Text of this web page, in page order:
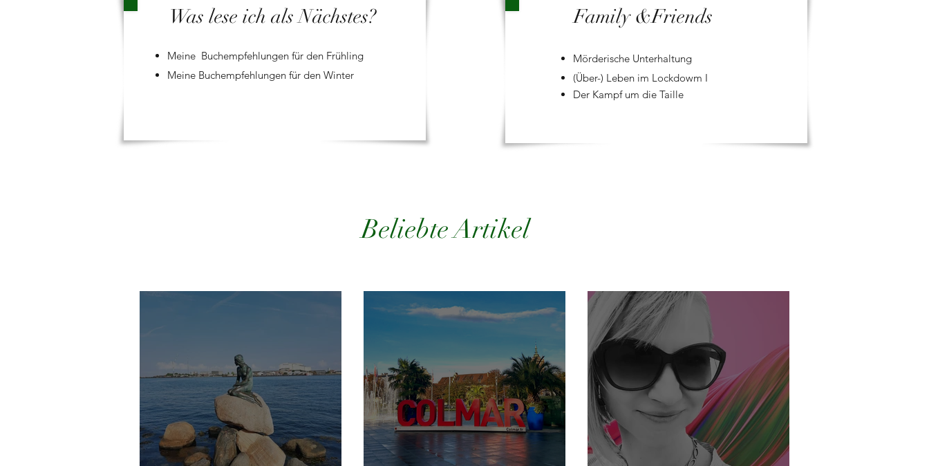
Was lese ich als Nächstes?
Meine Buchempfehlungen für den Frühling
Meine Buchempfehlungen für den Winter
Family &Friends
Mörderische Unterhaltung
(Über-) Leben im Lockdowm I
Der Kampf um die Taille
Beliebte Artikel